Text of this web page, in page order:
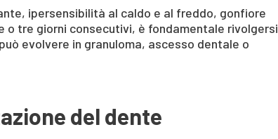
ipersensibilità al caldo e al freddo, gonfiore
o tre giorni consecutivi, è fondamentale rivolgersi
evolvere in granuloma, ascesso dentale o
del dente